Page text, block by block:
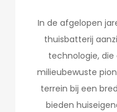
In de afgelopen
thuisbatterij
technologie, die
milieubewuste
terrein bij een
bieden